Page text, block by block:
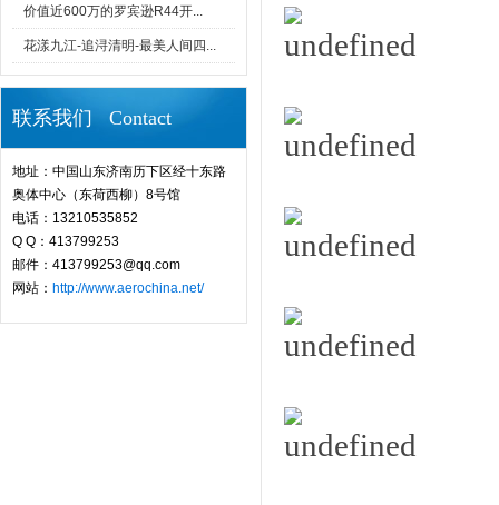
价值近600万的罗宾逊R44开...
花漾九江-追浔清明-最美人间四...
联系我们 Contact
地址：中国山东济南历下区经十东路
奥体中心（东荷西柳）8号馆
电话：13210535852
Q Q：413799253
邮件：413799253@qq.com
网站： http://www.aerochina.net/